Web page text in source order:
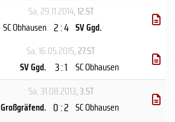
Sa, 29.11.2014, 12.ST
SC Obhausen 2 : 4 SV Ggd.
Sa, 16.05.2015, 27.ST
SV Ggd. 3 : 1 SC Obhausen
Sa, 31.08.2013, 3.ST
Großgräfend. 0 : 2 SC Obhausen